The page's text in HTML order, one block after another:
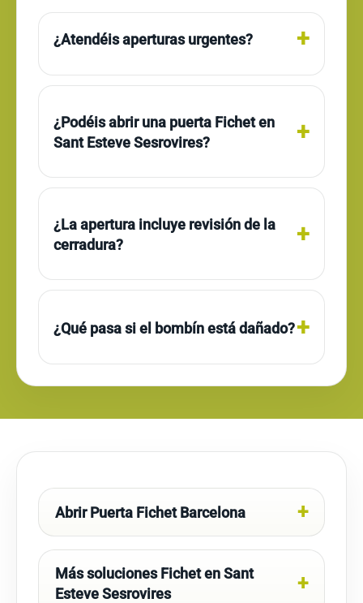
¿Atendéis aperturas urgentes?
¿Podéis abrir una puerta Fichet en
Sant Esteve Sesrovires?
¿La apertura incluye revisión de la
cerradura?
¿Qué pasa si el bombín está dañado?
Abrir Puerta Fichet Barcelona
Más soluciones Fichet en Sant
Esteve Sesrovires